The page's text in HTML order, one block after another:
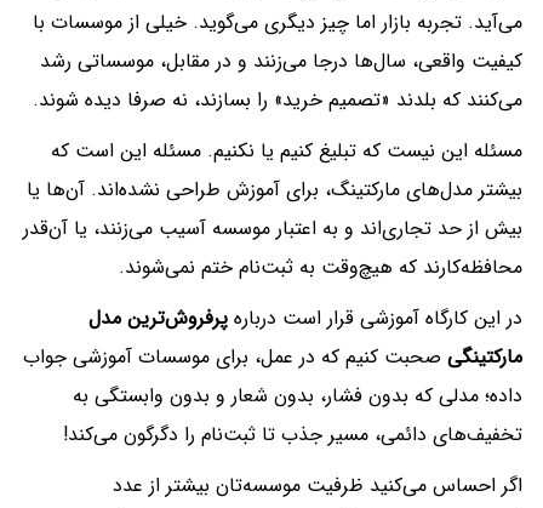
می‌آید. تجربه بازار اما چیز دیگری می‌گوید. خیلی از موسسات با
کیفیت واقعی، سال‌ها درجا می‌زنند و در مقابل، موسساتی رشد
می‌کنند که بلدند «تصمیم خرید» را بسازند، نه صرفا دیده شوند.
مسئله این نیست که تبلیغ کنیم یا نکنیم. مسئله این است که
بیشتر مدل‌های مارکتینگ، برای آموزش طراحی نشده‌اند. آن‌ها یا
بیش از حد تجاری‌اند و به اعتبار موسسه آسیب می‌زنند، یا آن‌قدر
محافظه‌کارند که هیچ‌وقت به ثبت‌نام ختم نمی‌شوند.
در این کارگاه آموزشی قرار است درباره پرفروش‌ترین مدل
مارکتینگی صحبت کنیم که در عمل، برای موسسات آموزشی جواب
داده؛ مدلی که بدون فشار، بدون شعار و بدون وابستگی به
تخفیف‌های دائمی، مسیر جذب تا ثبت‌نام را دگرگون می‌کند!
اگر احساس می‌کنید ظرفیت موسسه‌تان بیشتر از عدد